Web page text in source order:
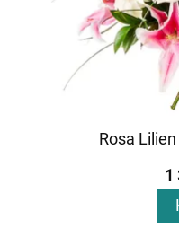
Rosa
1